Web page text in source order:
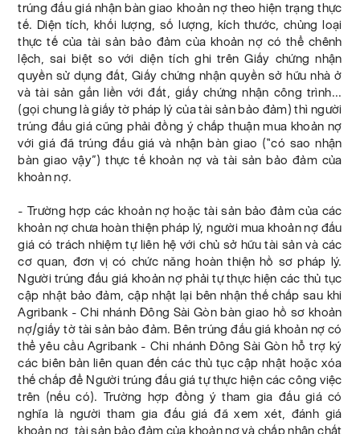
trúng đấu giá nhận bàn giao khoản nợ theo hiện trạng thực
tế. Diện tích, khối lượng, số lượng, kích thước, chủng loại
thực tế của tài sản bảo đảm của khoản nợ có thể chênh
lệch, sai biệt so với diện tích ghi trên Giấy chứng nhận
quyền sử dụng đất, Giấy chứng nhận quyền sở hữu nhà ở
và tài sản gắn liền với đất, giấy chứng nhận công trình...
(gọi chung là giấy tờ pháp lý của tài sản bảo đảm) thì người
trúng đấu giá cũng phải đồng ý chấp thuận mua khoản nợ
với giá đã trúng đấu giá và nhận bàn giao (“có sao nhận
bàn giao vậy”) thực tế khoản nợ và tài sản bảo đảm của
khoản nợ.
- Trường hợp các khoản nợ hoặc tài sản bảo đảm của các
khoản nợ chưa hoàn thiện pháp lý, người mua khoản nợ đấu
giá có trách nhiệm tự liên hệ với chủ sở hữu tài sản và các
cơ quan, đơn vị có chức năng hoàn thiện hồ sơ pháp lý.
Người trúng đấu giá khoản nợ phải tự thực hiện các thủ tục
cập nhật bảo đảm, cập nhật lại bên nhận thế chấp sau khi
Agribank - Chi nhánh Đông Sài Gòn bàn giao hồ sơ khoản
nợ/giấy tờ tài sản bảo đảm. Bên trúng đấu giá khoản nợ có
thể yêu cầu Agribank - Chi nhánh Đông Sài Gòn hỗ trợ ký
các biên bản liên quan đến các thủ tục cập nhật hoặc xóa
thế chấp để Người trúng đấu giá tự thực hiện các công việc
trên (nếu có). Trường hợp đồng ý tham gia đấu giá có
nghĩa là người tham gia đấu giá đã xem xét, đánh giá
khoản nợ, tài sản bảo đảm của khoản nợ và chấp nhận chất